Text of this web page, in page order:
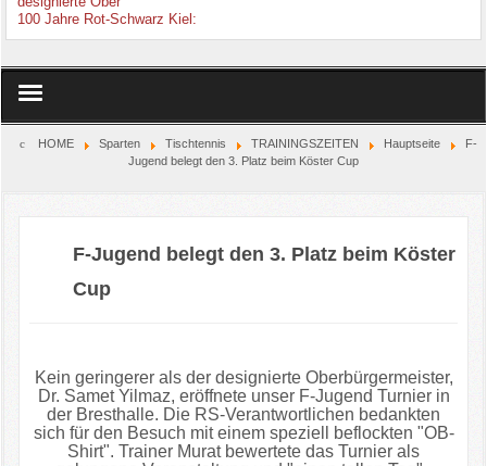
100 Jahre Rot-Schwarz Kiel :
Home
Kinderschutz
Sparten
Gastronomie
Aktuell
HOME Sparten Tischtennis TRAININGSZEITEN Hauptseite
F-
Jugend belegt den 3. Platz beim Köster Cup
F-Jugend belegt den 3. Platz beim Köster
Cup
Kein geringerer als der designierte Oberbürgermeister,
Dr. Samet Yilmaz, eröffnete unser F-Jugend Turnier in
der Bresthalle. Die RS-Verantwortlichen bedankten
sich für den Besuch mit einem speziell beflockten "OB-
Shirt". Trainer Murat bewertete das Turnier als